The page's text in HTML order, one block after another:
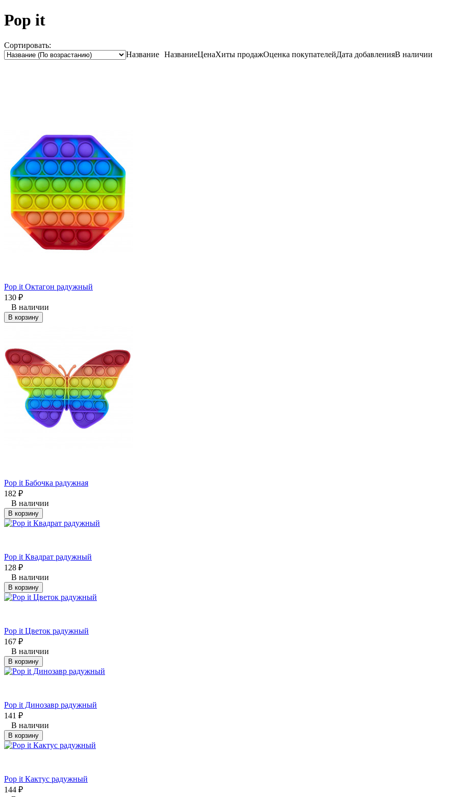
Рор it
Сортировать:
Название НазваниеЦенаХиты продажОценка покупателейДата добавленияВ наличии
Рор it Октагон радужный
130 ₽
В наличии
В корзину
Рор it Бабочка радужная
182 ₽
В наличии
В корзину
Рор it Квадрат радужный
128 ₽
В наличии
В корзину
Рор it Цветок радужный
167 ₽
В наличии
В корзину
Рор it Динозавр радужный
141 ₽
В наличии
В корзину
Рор it Кактус радужный
144 ₽